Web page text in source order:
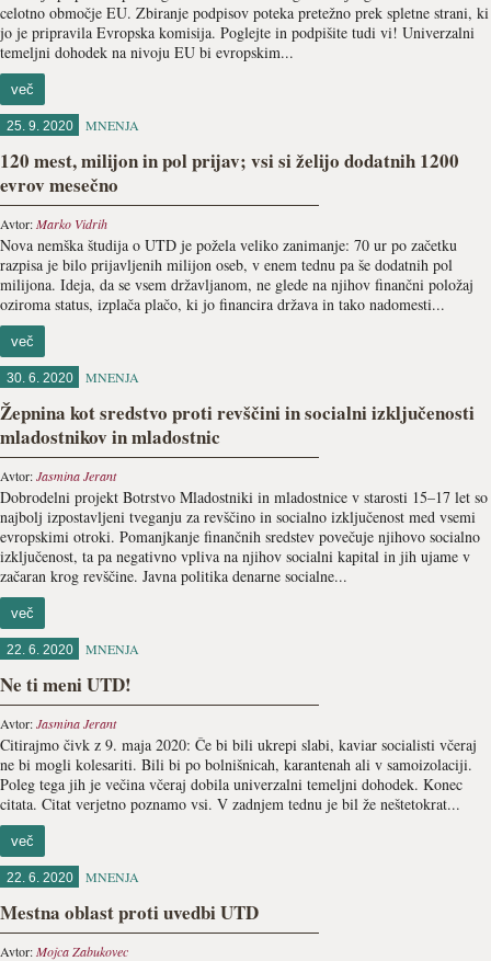
celotno območje EU. Zbiranje podpisov poteka pretežno prek spletne strani, ki
jo je pripravila Evropska komisija. Poglejte in podpišite tudi vi! Univerzalni
temeljni dohodek na nivoju EU bi evropskim...
več
25. 9. 2020 MNENJA
120 mest, milijon in pol prijav; vsi si želijo dodatnih 1200
evrov mesečno
Avtor:Marko Vidrih
Nova nemška študija o UTD je požela veliko zanimanje: 70 ur po začetku
razpisa je bilo prijavljenih milijon oseb, v enem tednu pa še dodatnih pol
milijona. Ideja, da se vsem državljanom, ne glede na njihov finančni položaj
oziroma status, izplača plačo, ki jo financira država in tako nadomesti...
več
30. 6. 2020 MNENJA
Žepnina kot sredstvo proti revščini in socialni izključenosti
mladostnikov in mladostnic
Avtor:Jasmina Jerant
Dobrodelni projekt Botrstvo Mladostniki in mladostnice v starosti 15–17 let so
najbolj izpostavljeni tveganju za revščino in socialno izključenost med vsemi
evropskimi otroki. Pomanjkanje finančnih sredstev povečuje njihovo socialno
izključenost, ta pa negativno vpliva na njihov socialni kapital in jih ujame v
začaran krog revščine. Javna politika denarne socialne...
več
22. 6. 2020 MNENJA
Ne ti meni UTD!
Avtor:Jasmina Jerant
Citirajmo čivk z 9. maja 2020: Če bi bili ukrepi slabi, kaviar socialisti včeraj
ne bi mogli kolesariti. Bili bi po bolnišnicah, karantenah ali v samoizolaciji.
Poleg tega jih je večina včeraj dobila univerzalni temeljni dohodek. Konec
citata. Citat verjetno poznamo vsi. V zadnjem tednu je bil že neštetokrat...
več
22. 6. 2020 MNENJA
Mestna oblast proti uvedbi UTD
Avtor:Mojca Zabukovec